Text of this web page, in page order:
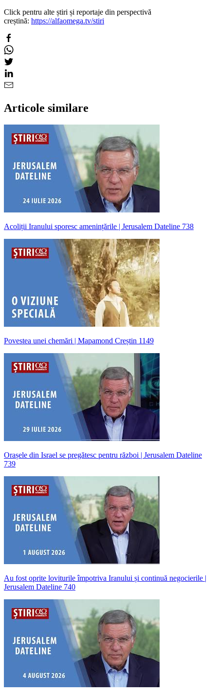
Click pentru alte știri și reportaje din perspectivă
creștină: https://alfaomega.tv/stiri
Articole similare
Acoliții Iranului sporesc amenințările | Jerusalem Dateline 738
Povestea unei chemări | Mapamond Creștin 1149
Orașele din Israel se pregătesc pentru război | Jerusalem Dateline
739
Au fost oprite loviturile împotriva Iranului și continuă negocierile |
Jerusalem Dateline 740